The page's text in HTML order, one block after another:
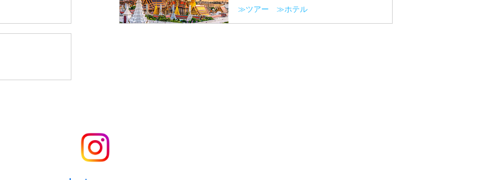
ツアー ホテル